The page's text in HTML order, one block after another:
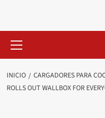
contenido
primario
INICIO CARGADORES PARA
ROLLS OUT WALLBOX FOR